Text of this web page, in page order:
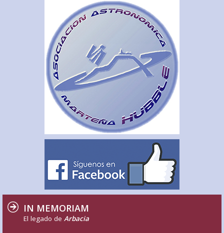
IN MEMORIAM
El legado de Arbacia